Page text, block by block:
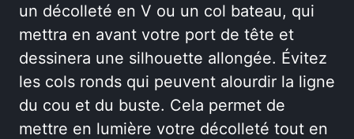
un décolleté en V ou un col bateau, qui
mettra en avant votre port de tête et
dessinera une silhouette allongée. Évitez
les cols ronds qui peuvent alourdir la ligne
du cou et du buste. Cela permet de
mettre en lumière votre décolleté tout en